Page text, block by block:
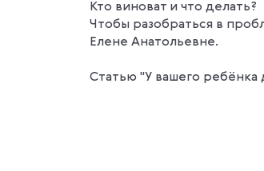
Кто виноват и что делать?
Чтобы разобраться в
Елене Анатольевне.
Статью "У вашего ребёнка